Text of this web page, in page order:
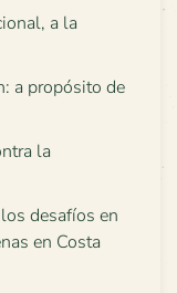
a la
a propósito de
la
desafíos en
en Costa